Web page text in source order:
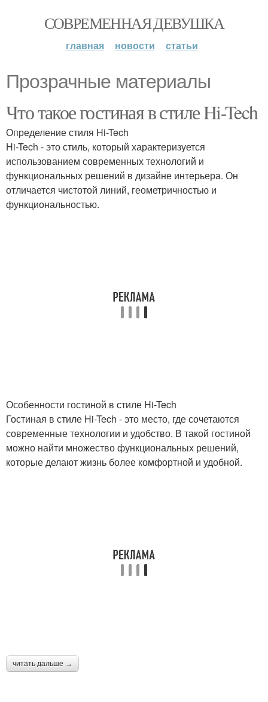
СОВРЕМЕННАЯ ДЕВУШКА
главная новости статьи
Прозрачные материалы
Что такое гостиная в стиле Hi-Tech
Определение стиля Hi-Tech
Hi-Tech - это стиль, который характеризуется
использованием современных технологий и
функциональных решений в дизайне интерьера. Он
отличается чистотой линий, геометричностью и
функциональностью.
Особенности гостиной в стиле Hi-Tech
Гостиная в стиле Hi-Tech - это место, где сочетаются
современные технологии и удобство. В такой гостиной
можно найти множество функциональных решений,
которые делают жизнь более комфортной и удобной.
читать дальше →